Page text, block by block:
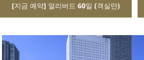
[지금 예약] 얼리버드 60일 (객실만)